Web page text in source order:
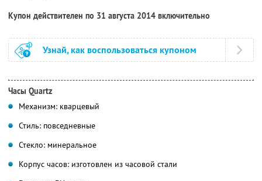
Купон действителен по 31 августа 2014 включительно
Узнай, как воспользоваться купоном
Часы Quartz
Механизм: кварцевый
Стиль: повседневные
Стекло: минеральное
Корпус часов: изготовлен из часовой стали